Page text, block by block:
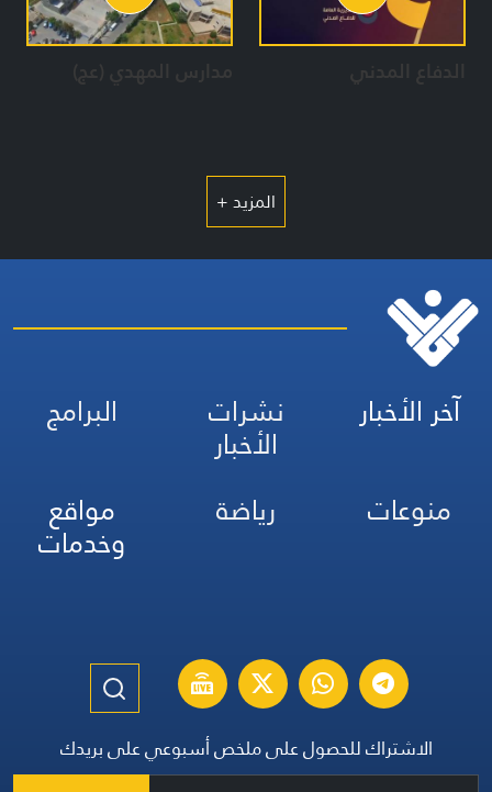
الدفاع المدني مدارس المهدي (عج)
المزيد +
آخر الأخبار نشرات
الأخبار
البرامج
منوعات
رياضة مواقع
وخدمات
الاشتراك للحصول على ملخص أسبوعي على بريدك